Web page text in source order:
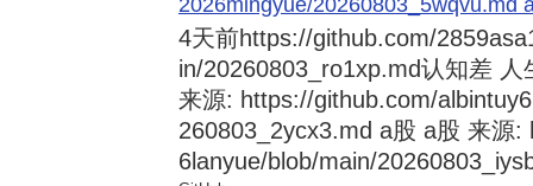
4天前https://github.com/
in/20260803_ro1xp.md认知差
来源: https://github.com/
260803_2ycx3.md a股 a股 来源
6lanyue/blob/main/